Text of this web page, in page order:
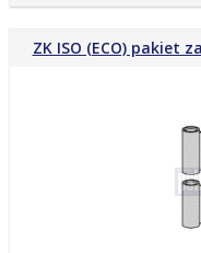
ZK ISO (ECO) pakiet